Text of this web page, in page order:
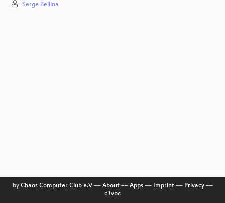
Serge Bellina
by Chaos Computer Club e.V–– About–– Apps–– Imprint–– Privacy––
c3voc